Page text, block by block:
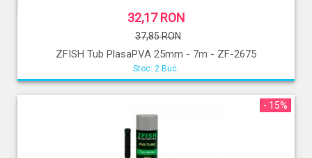
32,17 RON
37,85 RON
ZFISH Tub PlasaPVA 25mm - 7m - ZF-2675
Stoc: 2 Buc.
- 15%